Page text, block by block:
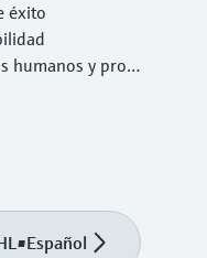
éxito
humanos y prote
•Español